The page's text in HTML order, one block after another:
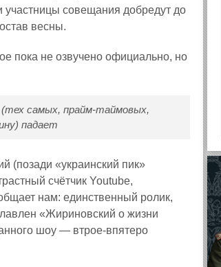
участницы совещания добредут до
весны.
пока не озвучено официально, но
самых, прайм-таймовых,
падает
(позади «украинский пик»
счётчик Youtube,
нам: единственный ролик,
«Жириновский о жизни
шоу — втрое-впятеро